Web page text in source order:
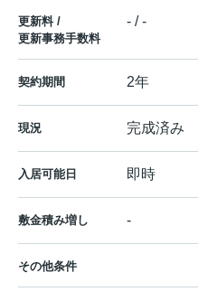
更新料 /
更新事務手数料
- / -
契約期間 2年
現況 完成済み
入居可能日 即時
敷金積み増し -
その他条件